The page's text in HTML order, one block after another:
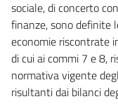
sociale, di concerto
finanze, sono definite
economie riscontrate
di cui ai commi 7 e 8,
normativa vigente
risultanti dai bilanci